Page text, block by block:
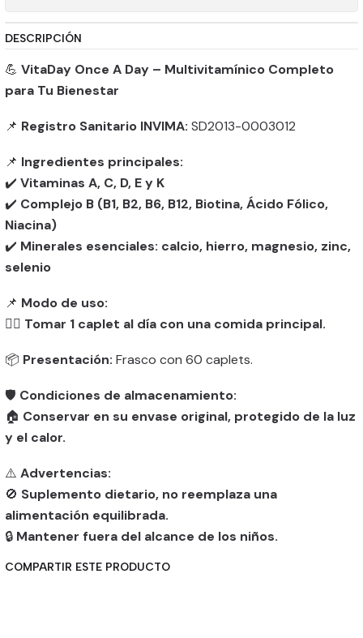
DESCRIPCIÓN
💪 VitaDay Once A Day – Multivitamínico Completo
para Tu Bienestar
📌 Registro Sanitario INVIMA: SD2013-0003012
📌 Ingredientes principales:
✔️ Vitaminas A, C, D, E y K
✔️ Complejo B (B1, B2, B6, B12, Biotina, Ácido Fólico,
Niacina)
✔️ Minerales esenciales: calcio, hierro, magnesio, zinc,
selenio
📌 Modo de uso:
👨‍⚕️ Tomar 1 caplet al día con una comida principal.
📦 Presentación: Frasco con 60 caplets.
🛡️ Condiciones de almacenamiento:
🏠 Conservar en su envase original, protegido de la luz
y el calor.
⚠️ Advertencias:
🚫 Suplemento dietario, no reemplaza una
alimentación equilibrada.
🔒 Mantener fuera del alcance de los niños.
COMPARTIR ESTE PRODUCTO